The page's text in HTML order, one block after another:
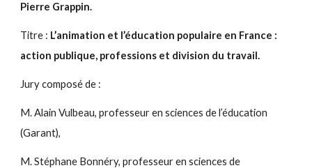
Pierre Grappin.
Titre : L’animation et l’éducation populaire en France :
action publique, professions et division du travail.
Jury composé de :
M. Alain Vulbeau, professeur en sciences de l’éducation
(Garant),
M. Stéphane Bonnéry, professeur en sciences de